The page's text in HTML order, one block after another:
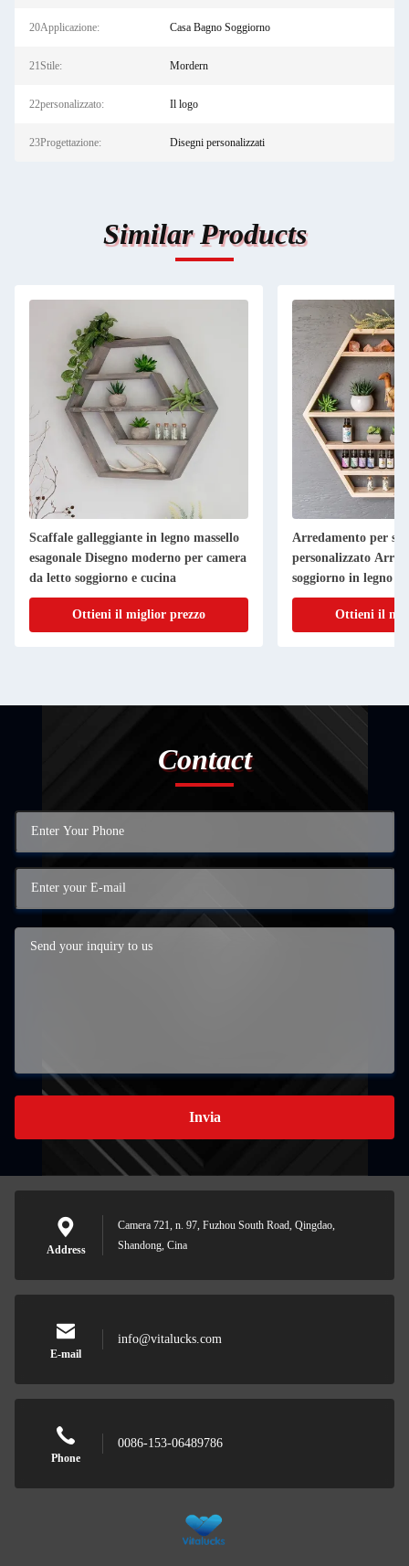
Invia
20Applicazione: Casa Bagno Soggiorno
21Stile: Mordern
22personalizzato: Il logo
23Progettazione: Disegni personalizzati
Similar Products
Scaffale galleggiante in legno massello
esagonale Disegno moderno per camera
da letto soggiorno e cucina
Ottieni il miglior prezzo
Arredamento per
personalizzato
soggiorno in legno a
Arredamento per
galleggianteOttieni il
Contact
Invia
Address
Camera 721, n. 97, Fuzhou South Road, Qingdao,
Shandong, Cina
E-mail
info@vitalucks.com
Phone
0086-153-06489786